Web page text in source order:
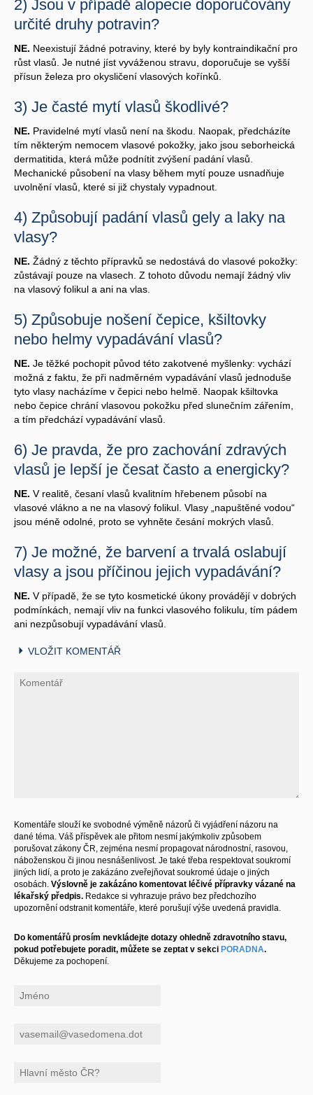
2) Jsou v případě alopecie doporučovány
určité druhy potravin?
NE. Neexistují žádné potraviny, které by byly kontraindikační pro
růst vlasů. Je nutné jíst vyváženou stravu, doporučuje se vyšší
přísun železa pro okysličení vlasových kořínků.
3) Je časté mytí vlasů škodlivé?
NE. Pravidelné mytí vlasů není na škodu. Naopak, předcházíte
tím některým nemocem vlasové pokožky, jako jsou seborheická
dermatitida, která může podnítit zvýšení padání vlasů.
Mechanické působení na vlasy během mytí pouze usnadňuje
uvolnění vlasů, které si již chystaly vypadnout.
4) Způsobují padání vlasů gely a laky na
vlasy?
NE. Žádný z těchto přípravků se nedostává do vlasové pokožky:
zůstávají pouze na vlasech. Z tohoto důvodu nemají žádný vliv
na vlasový folikul a ani na vlas.
5) Způsobuje nošení čepice, kšiltovky
nebo helmy vypadávání vlasů?
NE. Je těžké pochopit původ této zakotvené myšlenky: vychází
možná z faktu, že při nadměrném vypadávání vlasů jednoduše
tyto vlasy nacházíme v čepici nebo helmě. Naopak kšiltovka
nebo čepice chrání vlasovou pokožku před slunečním zářením,
a tím předchází vypadávání vlasů.
6) Je pravda, že pro zachování zdravých
vlasů je lepší je česat často a energicky?
NE. V realitě, česaní vlasů kvalitním hřebenem působí na
vlasové vlákno a ne na vlasový folikul. Vlasy „napuštěné vodou“
jsou méně odolné, proto se vyhněte česání mokrých vlasů.
7) Je možné, že barvení a trvalá oslabují
vlasy a jsou příčinou jejich vypadávání?
NE. V případě, že se tyto kosmetické úkony provádějí v dobrých
podmínkách, nemají vliv na funkci vlasového folikulu, tím pádem
ani nezpůsobují vypadávání vlasů.
VLOŽIT KOMENTÁŘ
Komentáře slouží ke svobodné výměně názorů či vyjádření názoru na
dané téma. Váš příspěvek ale přitom nesmí jakýmkoliv způsobem
porušovat zákony ČR, zejména nesmí propagovat národnostní, rasovou,
náboženskou či jinou nesnášenlivost. Je také třeba respektovat soukromí
jiných lidí, a proto je zakázáno zveřejňovat soukromé údaje o jiných
osobách. Výslovně je zakázáno komentovat léčivé přípravky vázané na
lékařský předpis. Redakce si vyhrazuje právo bez předchozího
upozornění odstranit komentáře, které porušují výše uvedená pravidla.
Do komentářů prosím nevkládejte dotazy ohledně zdravotního stavu,
pokud potřebujete poradit, můžete se zeptat v sekci PORADNA.
Děkujeme za pochopení.